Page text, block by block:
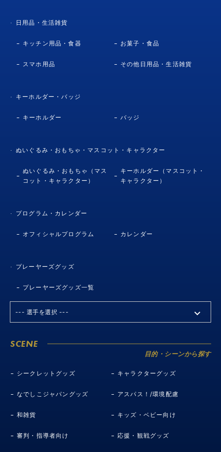
日用品・生活雑貨
キッチン用品・食器 お菓子・食品
スマホ用品 その他日用品・生活雑貨
キーホルダー・バッジ
キーホルダー バッジ
ぬいぐるみ・おもちゃ・マスコット・キャラクター
ぬいぐるみ・おもちゃ（マス
コット・キャラクター）
キーホルダー（マスコット・
キャラクター）
プログラム・カレンダー
オフィシャルプログラム カレンダー
プレーヤーズグッズ
プレーヤーズグッズ一覧
SCENE
目的・シーンから探す
シークレットグッズ キャラクターグッズ
なでしこジャパングッズ アスパス！/環境配慮
和雑貨 キッズ・ベビー向け
審判・指導者向け 応援・観戦グッズ